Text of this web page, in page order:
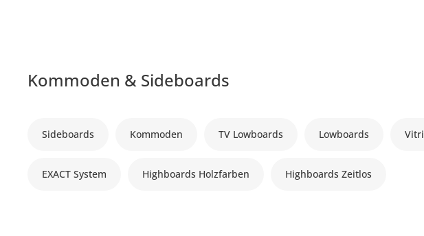
Kommoden & Sideboards
Sideboards Kommoden TV Lowboards Lowboards
EXACT System Highboards Holzfarben Highboards Zeitlos